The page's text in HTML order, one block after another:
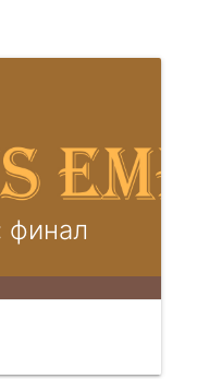
финал